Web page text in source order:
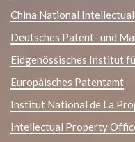
China National
Deutsches Patent- und
Eidgenössisches Institut
Europäisches Patentamt
Institut National de La
Intellectual Property